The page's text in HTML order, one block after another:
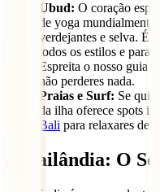
Ubud: O coração
de yoga
verdejantes e selva. É
todos os estilos e para
Espreita o nosso guia
não perderes nada.
Praias e Surf: Se
da ilha oferece spots
Bali para relaxares
4. Tailândia: O